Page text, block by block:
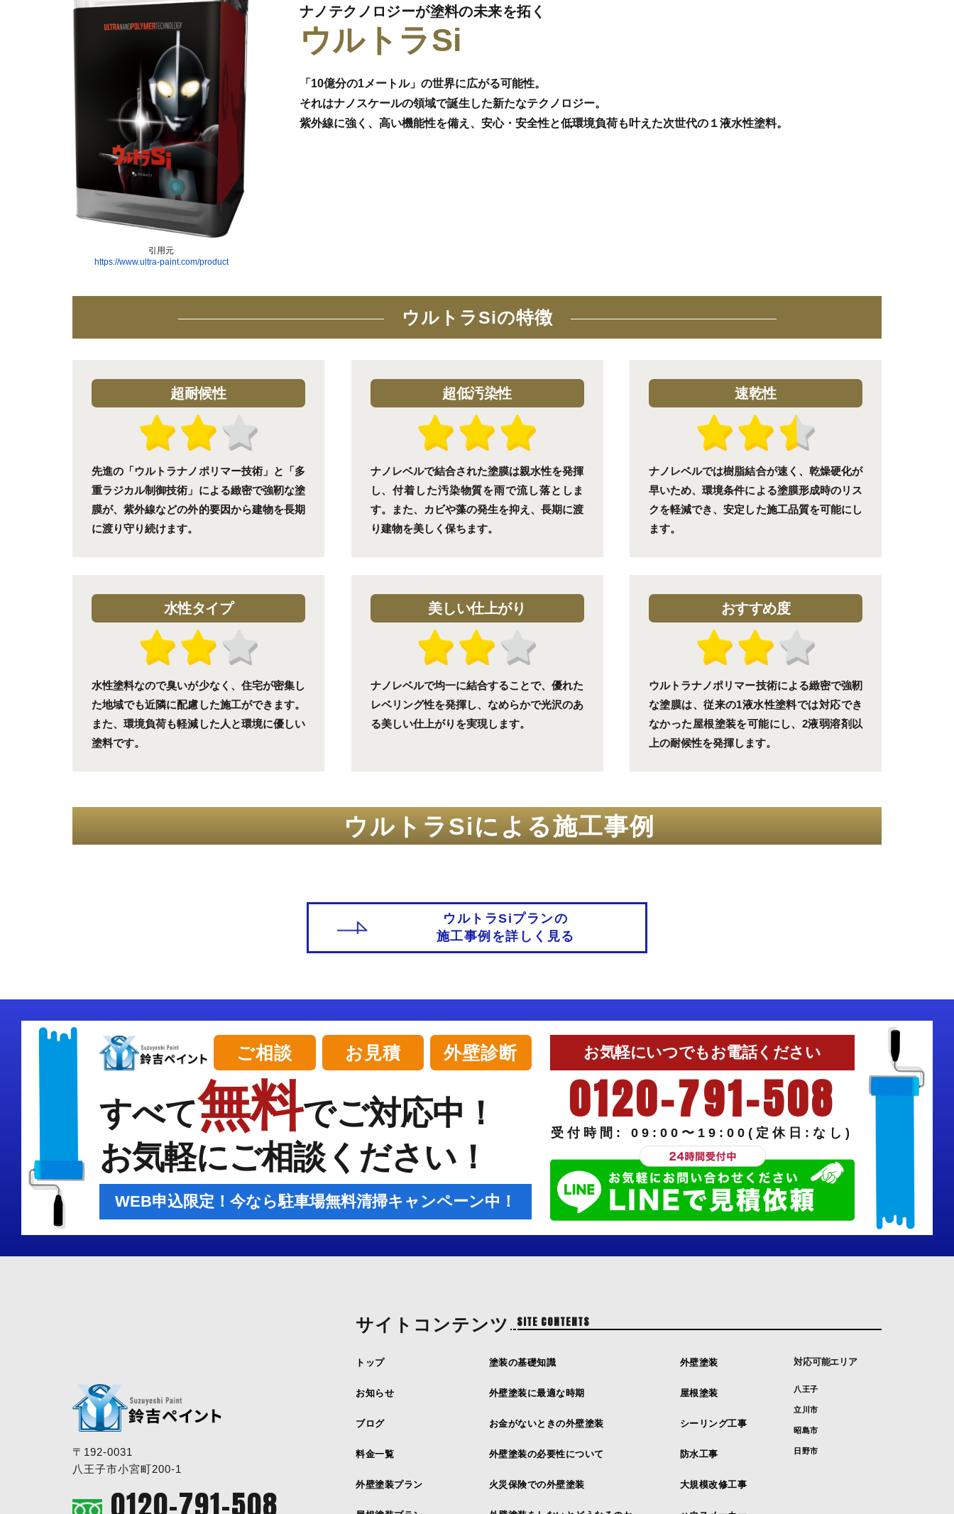
引用元
https://www.ultra-paint.com/product
ナノテクノロジーが塗料の未来を拓く
ウルトラSi
「10億分の1メートル」の世界に広がる可能性。
それはナノスケールの領域で誕生した新たなテクノロジー。
紫外線に強く、高い機能性を備え、安心・安全性と低環境負荷も叶えた次世代の１液水性塗料。
ウルトラSiの特徴
超耐候性
先進の「ウルトラナノポリマー技術」と「多
重ラジカル制御技術」による緻密で強靭な塗
膜が、紫外線などの外的要因から建物を長期
に渡り守り続けます。
超低汚染性
ナノレベルで結合された塗膜は親水性を発揮
し、付着した汚染物質を雨で流し落としま
す。また、カビや藻の発生を抑え、長期に渡
り建物を美しく保ちます。
速乾性
ナノレベルでは樹脂結合が速く、乾燥硬化が
早いため、環境条件による塗膜形成時のリス
クを軽減でき、安定した施工品質を可能にし
ます。
水性タイプ
水性塗料なので臭いが少なく、住宅が密集し
た地域でも近隣に配慮した施工ができます。
また、環境負荷も軽減した人と環境に優しい
塗料です。
美しい仕上がり
ナノレベルで均一に結合することで、優れた
レベリング性を発揮し、なめらかで光沢のあ
る美しい仕上がりを実現します。
おすすめ度
ウルトラナノポリマー技術による緻密で強靭
な塗膜は、従来の1液水性塗料では対応でき
なかった屋根塗装を可能にし、2液弱溶剤以
上の耐候性を発揮します。
ウルトラSiによる施工事例
ウルトラSiプランの
施工事例を詳しく見る
ご相談 お見積 外壁診断
すべて無料でご対応中！
お気軽にご相談ください！
WEB申込限定！今なら駐車場無料清掃キャンペーン中！
お気軽にいつでもお電話ください
0120-791-508
受付時間: 09:00〜19:00(定休日:なし)
〒192-0031
八王子市小宮町200-1
0120-791-508
サイトコンテンツ SITE CONTENTS
トップ
お知らせ
ブログ
料金一覧
外壁塗装プラン
塗装の基礎知識
外壁塗装に最適な時期
お金がないときの外壁塗装
外壁塗装の必要性について
火災保険での外壁塗装
外壁塗装
屋根塗装
シーリング工事
防水工事
大規模改修工事
対応可能エリア
八王子
立川市
昭島市
日野市